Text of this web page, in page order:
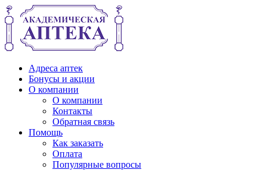
Адреса аптек
Бонусы и акции
О компании
О компании
Контакты
Обратная связь
Помощь
Как заказать
Оплата
Популярные вопросы